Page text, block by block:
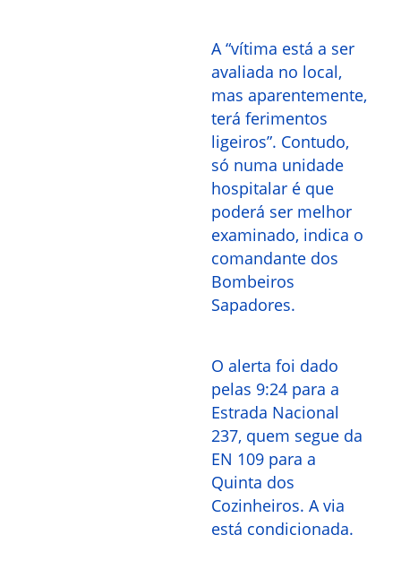
A “vítima está a ser
avaliada no local,
mas aparentemente,
terá ferimentos
ligeiros”. Contudo,
só numa unidade
hospitalar é que
poderá ser melhor
examinado, indica o
comandante dos
Bombeiros
Sapadores.
O alerta foi dado
pelas 9:24 para a
Estrada Nacional
237, quem segue da
EN 109 para a
Quinta dos
Cozinheiros. A via
está condicionada.